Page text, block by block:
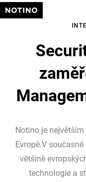
Notino je
Evropě.V
většině
technologie a